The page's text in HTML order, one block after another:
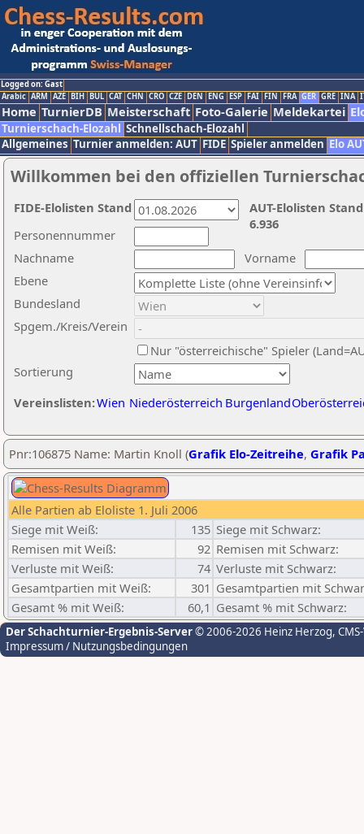
Logged on: Gast
Arabic ARM AZE BIH BUL CAT CHN CRO CZE DEN ENG ESP FAI FIN FRA GER GRE INA
Home TurnierDB Meisterschaft Foto-Galerie Meldekartei
Turnierschach-Elozahl Schnellschach-Elozahl
Allgemeines Turnier anmelden: AUT FIDE Spieler anmelden Elo
Willkommen bei den offiziellen
Nachname
Vorname
Ebene
Sortierung
Personennummer
Bundesland
Spgem./Kreis/Verein
Nur "österreichische" Spieler
Vereinslisten:Wien Niederösterreich Burgenland
AUT-Elolisten
6.936
FIDE-Elolisten Stand
Pnr:106875 Name: Martin Knoll (Grafik Elo-Zeitreihe, Grafik
Alle Partien ab Eloliste 1. Juli 2006
Siege mit Weiß:
135 Siege mit Schwarz:
Remisen mit Weiß:
92 Remisen mit Schwarz:
Verluste mit Weiß:
74 Verluste mit Schwarz:
Gesamtpartien mit Weiß:
301 Gesamtpartien mit
Gesamt % mit Weiß:
60,1 Gesamt % mit Schwarz:
Der Schachturnier-Ergebnis-Server© 2006-2026 Heinz Herzog,
Impressum / Nutzungsbedingungen